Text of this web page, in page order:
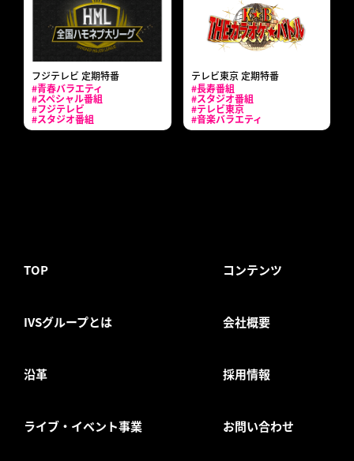
フジテレビ 定期特番
#青春バラエティ
#スペシャル番組
#フジテレビ
#スタジオ番組
テレビ東京 定期特番
#長寿番組
#スタジオ番組
#テレビ東京
#音楽バラエティ
TOP コンテンツ
IVSグループとは 会社概要
沿革 採用情報
ライブ・イベント事業 お問い合わせ